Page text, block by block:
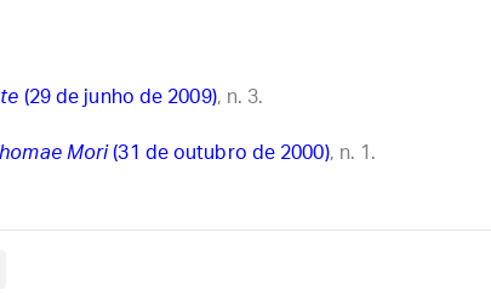
(29 de junho de 2009), n. 3.
Mori (31 de outubro de 2000), n. 1.